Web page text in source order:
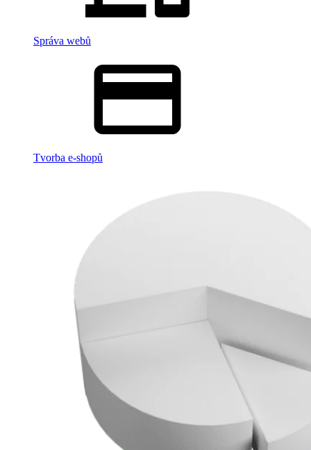
Správa webů
Tvorba e-shopů